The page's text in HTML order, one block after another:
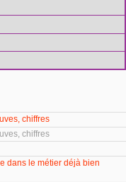
chiffres
chiffres
dans le métier déjà bien